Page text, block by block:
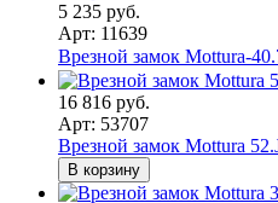
5 235 руб.
Арт: 11639
Врезной замок Mottura-
16 816 руб.
Арт: 53707
Врезной замок Mottura
В корзину